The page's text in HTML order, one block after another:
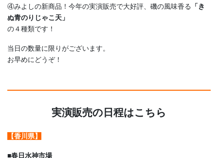
④みよしの新商品！今年の実演販売で大好評、磯の風味香る
「き
ぬ青のりじゃこ天」
の４種類です！
当日の数量に限りがございます。
お早めにどうぞ！
実演販売の日程はこちら
【香川県】
■春日水神市場